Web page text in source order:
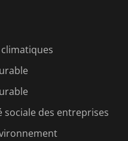
sociale des entreprises